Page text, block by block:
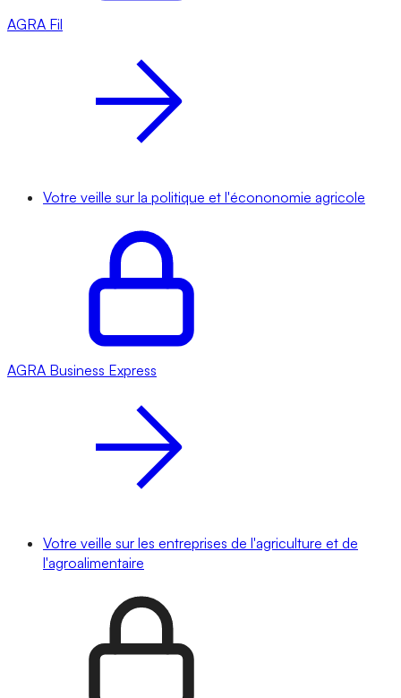
AGRA Fil
Votre veille sur la politique et l'écononomie agricole
AGRA Business Express
Votre veille sur les entreprises de l'agriculture et de
l'agroalimentaire